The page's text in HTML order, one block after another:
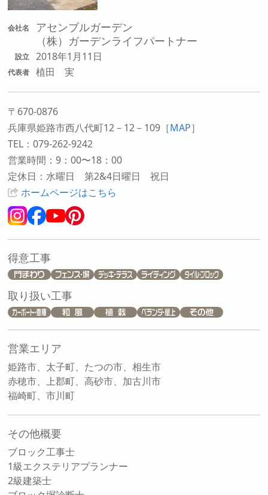
会社名
アセンブルガーデン
（株）ガーデンライフパートナー
設立 2018年1月11日
代表者 植田 実
〒670-0876
兵庫県姫路市西八代町12－12－109 ［MAP］
TEL：079-262-9242
営業時間：9：00〜18：00
定休日：水曜日 第2&4日曜日 祝日
ホームページはこちら
得意工事
取り扱い工事
営業エリア
姫路市、太子町、たつの市、相生市
赤穂市、上郡町、高砂市、加古川市
福崎町、市川町
その他概要
ブロック工事士
1級エクステリアプランナー
2級建築士